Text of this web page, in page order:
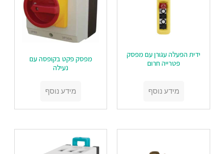
ידית הפעלה עגורן עם מפסק
פטרייה חרום
מידע נוסף
מפסק פקט בקופסה עם
נעילה
מידע נוסף